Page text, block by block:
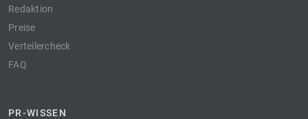
Redaktion
Preise
Verteilercheck
FAQ
PR-WISSEN